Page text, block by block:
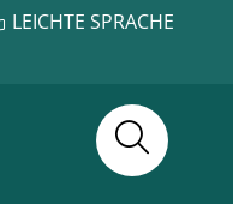
LEICHTE SPRACHE